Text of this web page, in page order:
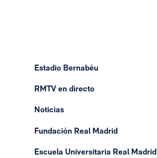
Estadio Bernabéu
RMTV en directo
Noticias
Fundación Real Madrid
Escuela Universitaria Real Madrid